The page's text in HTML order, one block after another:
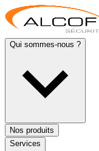
Qui sommes-nous ?
Nos produits
Services